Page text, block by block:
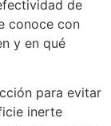
de
conoce con
y en qué
para evitar
inerte